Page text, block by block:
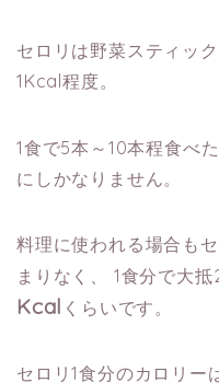
セロリは野菜スティッ
1Kcal程度。
1食で5本～10本程食べ
にしかなりません。
料理に使われる場合も
まりなく、
1食分で大
Kcal くらいです。
セロリ1食分のカロリー